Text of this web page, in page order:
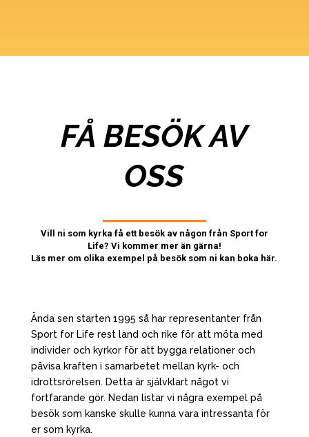
FÅ BESÖK AV
OSS
Vill ni som kyrka få ett besök av någon från Sport for
Life? Vi kommer mer än gärna!
Läs mer om olika exempel på besök som ni kan boka här.
Ända sen starten 1995 så har representanter från
Sport for Life rest land och rike för att möta med
individer och kyrkor för att bygga relationer och
påvisa kraften i samarbetet mellan kyrk- och
idrottsrörelsen. Detta är självklart något vi
fortfarande gör. Nedan listar vi några exempel på
besök som kanske skulle kunna vara intressanta för
er som kyrka.